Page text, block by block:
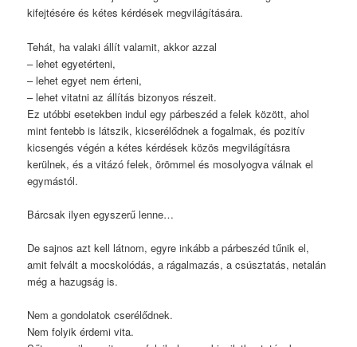
kifejtésére és kétes kérdések megvilágítására.
Tehát, ha valaki állít valamit, akkor azzal
– lehet egyetérteni,
– lehet egyet nem érteni,
– lehet vitatni az állítás bizonyos részeit.
Ez utóbbi esetekben indul egy párbeszéd a felek között, ahol
mint fentebb is látszik, kicserélődnek a fogalmak, és pozitív
kicsengés végén a kétes kérdések közös megvilágításra
kerülnek, és a vitázó felek, örömmel és mosolyogva válnak el
egymástól.
Bárcsak ilyen egyszerű lenne…
De sajnos azt kell látnom, egyre inkább a párbeszéd tűnik el,
amit felvált a mocskolódás, a rágalmazás, a csúsztatás, netalán
még a hazugság is.
Nem a gondolatok cserélődnek.
Nem folyik érdemi vita.